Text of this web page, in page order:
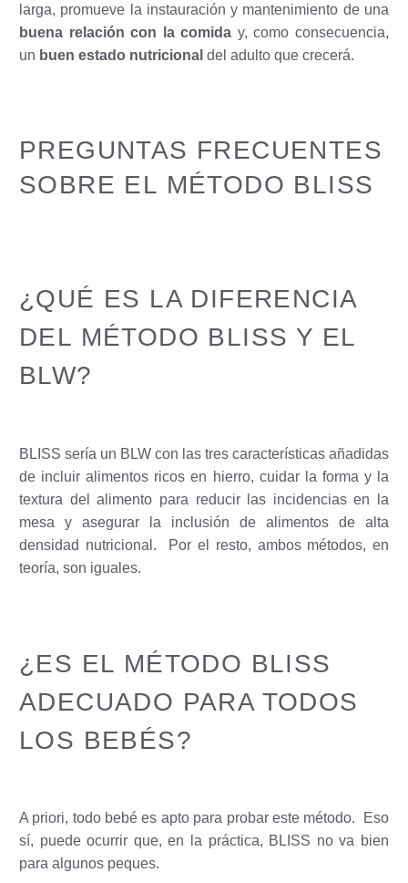
larga, promueve la instauración y mantenimiento de una
buena relación con la comida y, como consecuencia,
un buen estado nutricional del adulto que crecerá.
PREGUNTAS FRECUENTES
SOBRE EL MÉTODO BLISS
¿QUÉ ES LA DIFERENCIA
DEL MÉTODO BLISS Y EL
BLW?
BLISS sería un BLW con las tres características añadidas
de incluir alimentos ricos en hierro, cuidar la forma y la
textura del alimento para reducir las incidencias en la
mesa y asegurar la inclusión de alimentos de alta
densidad nutricional.
Por el resto, ambos métodos, en
teoría, son iguales.
¿ES EL MÉTODO BLISS
ADECUADO PARA TODOS
LOS BEBÉS?
A priori, todo bebé es apto para probar este método.
Eso
sí, puede ocurrir que, en la práctica, BLISS no va bien
para algunos peques.